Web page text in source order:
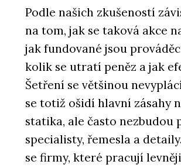
Podle našich zkušeností
na tom, jak se taková akce
jak fundované jsou
kolik se utratí peněz a jak
Šetření se většinou
se totiž ošidí hlavní zásahy
statika, ale často nezbudou
specialisty, řemesla a
se firmy, které pracují